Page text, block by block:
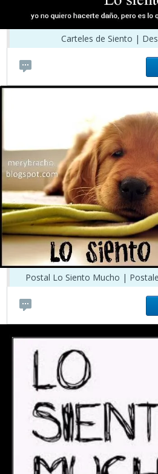
Carteles de Siento |
Postal Lo Siento Mucho |